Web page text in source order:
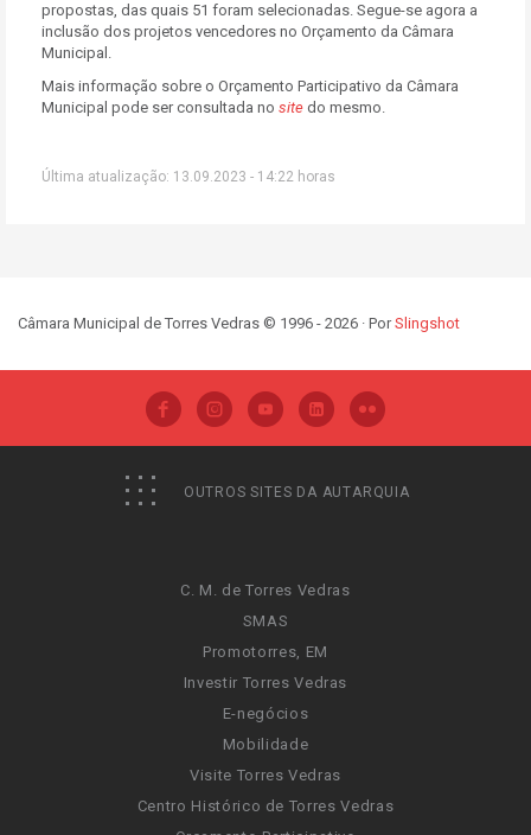
propostas, das quais 51 foram selecionadas. Segue-se agora a
inclusão dos projetos vencedores no Orçamento da Câmara
Municipal.
Mais informação sobre o Orçamento Participativo da Câmara
Municipal pode ser consultada no site do mesmo.
Última atualização: 13.09.2023 - 14:22 horas
Câmara Municipal de Torres Vedras © 1996 - 2026 · PorSlingshot
OUTROS SITES DA AUTARQUIA
C. M. de Torres Vedras
SMAS
Promotorres, EM
Investir Torres Vedras
E-negócios
Mobilidade
Visite Torres Vedras
Centro Histórico de Torres Vedras